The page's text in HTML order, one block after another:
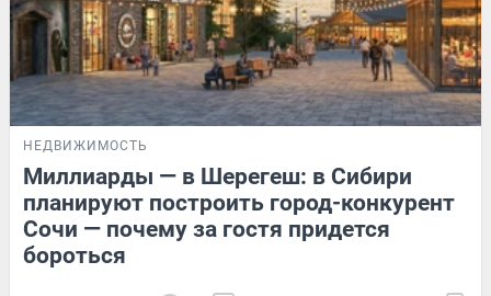
НЕДВИЖИМОСТЬ
Миллиарды — в Шерегеш: в Сибири
планируют построить город-конкурент
Сочи — почему за гостя придется
бороться